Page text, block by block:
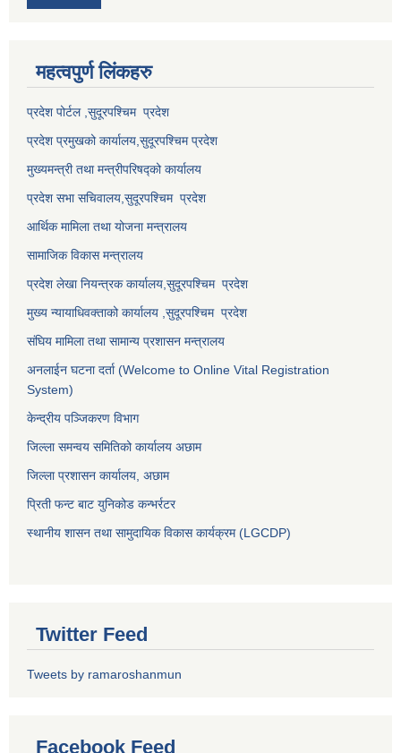
महत्वपुर्ण लि‌ंकहरु
प्रदेश पोर्टल ,सुदूरपश्चिम प्रदेश
प्रदेश प्रमुखको कार्यालय, सुदूरपश्चिमप्रदेश
मुख्यमन्त्री तथा मन्त्रीपरिषद्को कार्यालय
प्रदेश सभा सचिवालय, सुदूरपश्चिम प्रदेश
आर्थिक मामिला तथा योजना मन्त्रालय
सामाजिक विकास मन्त्रालय
प्रदेश लेखा नियन्त्रक कार्यालय, सुदूरपश्चिम प्रदेश
मुख्य न्यायाधिवक्ताको कार्यालय , सुदूरपश्चिम प्रदेश
संघिय मामिला तथा सामान्य प्रशासन मन्त्रालय
अनलाईन घटना दर्ता (Welcome to Online Vital Registration
System)
केन्द्रीय पञ्जिकरण विभाग
जिल्ला समन्वय समितिको कार्यालय अछाम
जिल्ला प्रशासन कार्यालय, अछाम
प्रिती फन्ट बाट युनिकोड कन्भर्रटर
स्थानीय शासन तथा सामुदायिक विकास कार्यक्रम (LGCDP)
Twitter Feed
Tweets by ramaroshanmun
Facebook Feed